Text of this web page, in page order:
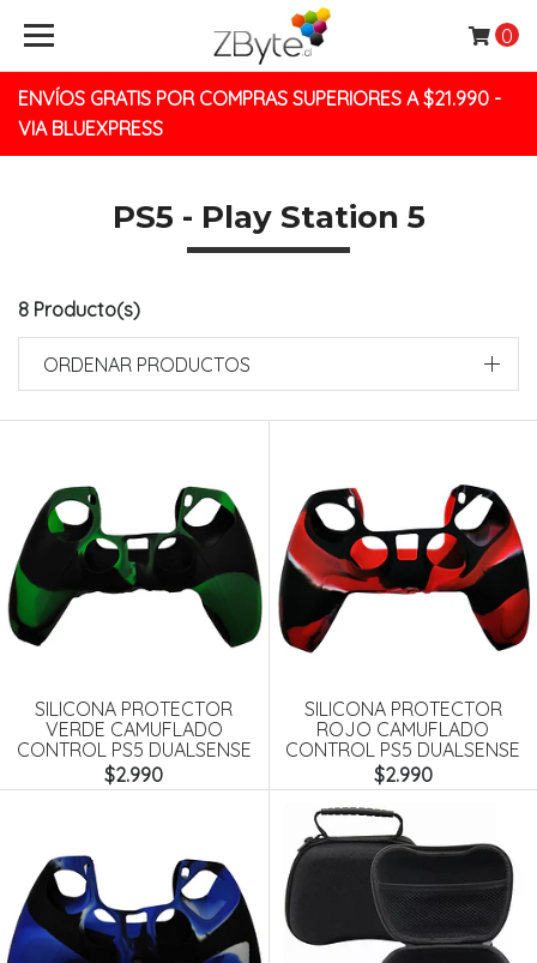
ENVÍOS GRATIS POR COMPRAS SUPERIORES A $21.990 -
VIA BLUEXPRESS
0
PS5 - Play Station 5
8 Producto(s)
ORDENAR PRODUCTOS
SILICONA PROTECTOR
VERDE CAMUFLADO
CONTROL PS5 DUALSENSE
$2.990
SILICONA PROTECTOR
ROJO CAMUFLADO
CONTROL PS5 DUALSENSE
$2.990